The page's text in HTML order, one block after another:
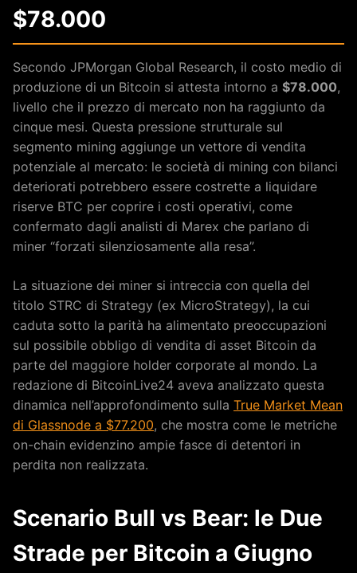
$78.000
Secondo JPMorgan Global Research, il costo medio di
produzione di un Bitcoin si attesta intorno a $78.000,
livello che il prezzo di mercato non ha raggiunto da
cinque mesi. Questa pressione strutturale sul
segmento mining aggiunge un vettore di vendita
potenziale al mercato: le società di mining con bilanci
deteriorati potrebbero essere costrette a liquidare
riserve BTC per coprire i costi operativi, come
confermato dagli analisti di Marex che parlano di
miner “forzati silenziosamente alla resa”.
La situazione dei miner si intreccia con quella del
titolo STRC di Strategy (ex MicroStrategy), la cui
caduta sotto la parità ha alimentato preoccupazioni
sul possibile obbligo di vendita di asset Bitcoin da
parte del maggiore holder corporate al mondo. La
redazione di BitcoinLive24 aveva analizzato questa
dinamica nell’approfondimento sulla True Market Mean
di Glassnode a $77.200, che mostra come le metriche
on-chain evidenzino ampie fasce di detentori in
perdita non realizzata.
Scenario Bull vs Bear: le Due
Strade per Bitcoin a Giugno